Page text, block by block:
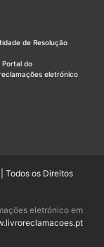
de Resolução
Portal do
eletrónico
| Todos os Direitos
eletrónico em